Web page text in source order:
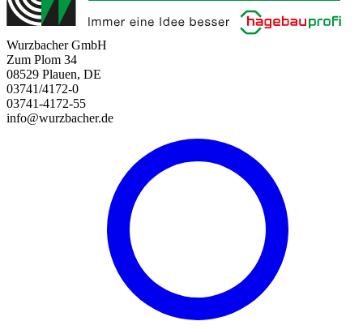
Wurzbacher GmbH
Zum Plom 34
08529 Plauen, DE
03741/4172-0
03741-4172-55
info@wurzbacher.de